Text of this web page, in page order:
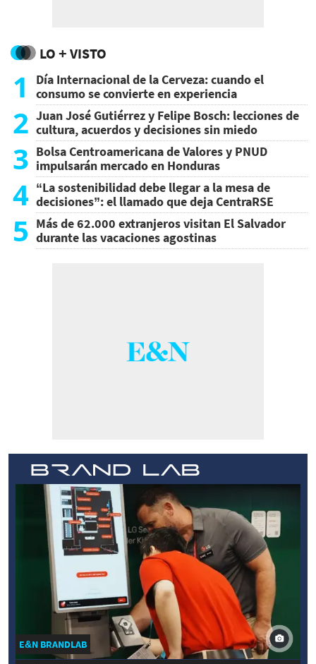
LO + VISTO
1
Día Internacional de la Cerveza: cuando el
consumo se convierte en experiencia
2 Juan José Gutiérrez y Felipe Bosch: lecciones de
cultura, acuerdos y decisiones sin miedo
3 Bolsa Centroamericana de Valores y PNUD
impulsarán mercado en Honduras
4 “La sostenibilidad debe llegar a la mesa de
decisiones”: el llamado que deja CentraRSE
5 Más de 62.000 extranjeros visitan El Salvador
durante las vacaciones agostinas
E&N BRANDLAB